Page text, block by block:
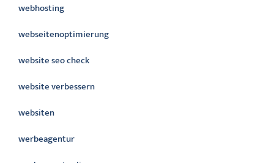
webhosting
webseitenoptimierung
website seo check
website verbessern
websiten
werbeagentur